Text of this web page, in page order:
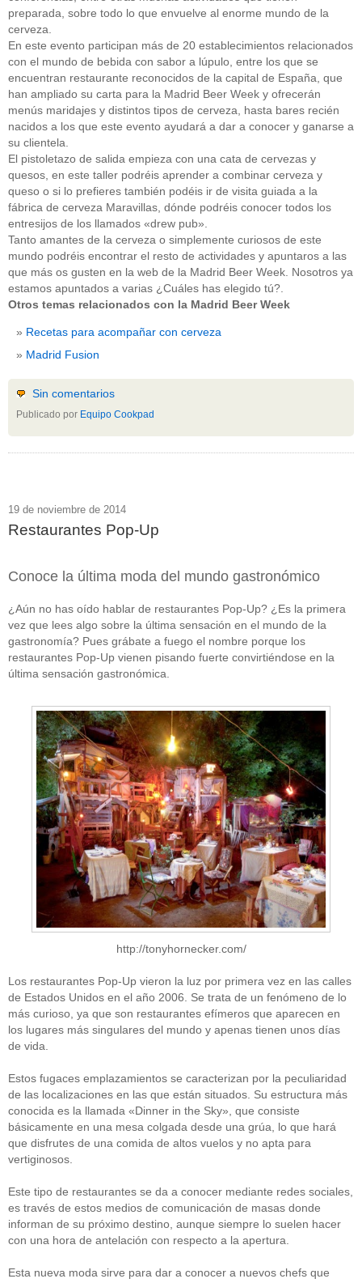
preparada, sobre todo lo que envuelve al enorme mundo de la
cerveza.
En este evento participan más de 20 establecimientos relacionados
con el mundo de bebida con sabor a lúpulo, entre los que se
encuentran restaurante reconocidos de la capital de España, que
han ampliado su carta para la Madrid Beer Week y ofrecerán
menús maridajes y distintos tipos de cerveza, hasta bares recién
nacidos a los que este evento ayudará a dar a conocer y ganarse a
su clientela.
El pistoletazo de salida empieza con una cata de cervezas y
quesos, en este taller podréis aprender a combinar cerveza y
queso o si lo prefieres también podéis ir de visita guiada a la
fábrica de cerveza Maravillas, dónde podréis conocer todos los
entresijos de los llamados «drew pub».
Tanto amantes de la cerveza o simplemente curiosos de este
mundo podréis encontrar el resto de actividades y apuntaros a las
que más os gusten en la web de la Madrid Beer Week. Nosotros ya
estamos apuntados a varias ¿Cuáles has elegido tú?.
Otros temas relacionados con la Madrid Beer Week
Recetas para acompañar con cerveza
Madrid Fusion
Sin comentarios
Publicado por Equipo Cookpad
19 de noviembre de 2014
Restaurantes Pop-Up
Conoce la última moda del mundo gastronómico
¿Aún no has oído hablar de restaurantes Pop-Up? ¿Es la primera
vez que lees algo sobre la última sensación en el mundo de la
gastronomía? Pues grábate a fuego el nombre porque los
restaurantes Pop-Up vienen pisando fuerte convirtiéndose en la
última sensación gastronómica.
http://tonyhornecker.com/
Los restaurantes Pop-Up vieron la luz por primera vez en las calles
de Estados Unidos en el año 2006. Se trata de un fenómeno de lo
más curioso, ya que son restaurantes efímeros que aparecen en
los lugares más singulares del mundo y apenas tienen unos días
de vida.
Estos fugaces emplazamientos se caracterizan por la peculiaridad
de las localizaciones en las que están situados. Su estructura más
conocida es la llamada «Dinner in the Sky», que consiste
básicamente en una mesa colgada desde una grúa, lo que hará
que disfrutes de una comida de altos vuelos y no apta para
vertiginosos.
Este tipo de restaurantes se da a conocer mediante redes sociales,
es través de estos medios de comunicación de masas donde
informan de su próximo destino, aunque siempre lo suelen hacer
con una hora de antelación con respecto a la apertura.
Esta nueva moda sirve para dar a conocer a nuevos chefs que